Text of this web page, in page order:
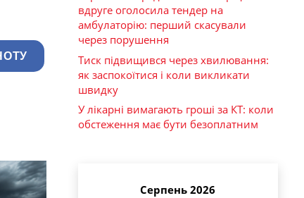
вдруге оголосила тендер на
амбулаторію: перший скасували
через порушення
Тиск підвищився через хвилювання:
як заспокоїтися і коли викликати
швидку
У лікарні вимагають гроші за КТ: коли
обстеження має бути безоплатним
Серпень 2026